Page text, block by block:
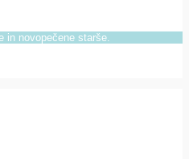
in novopečene starše.